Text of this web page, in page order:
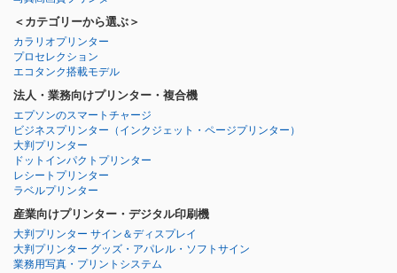
＜カテゴリーから選ぶ＞
カラリオプリンター
プロセレクション
エコタンク搭載モデル
法人・業務向けプリンター・複合機
エプソンのスマートチャージ
ビジネスプリンター （インクジェット・ページプリンター）
大判プリンター
ドットインパクトプリンター
レシートプリンター
ラベルプリンター
産業向けプリンター・デジタル印刷機
大判プリンター サイン＆ディスプレイ
大判プリンター グッズ・アパレル・ソフトサイン
業務用写真・プリントシステム